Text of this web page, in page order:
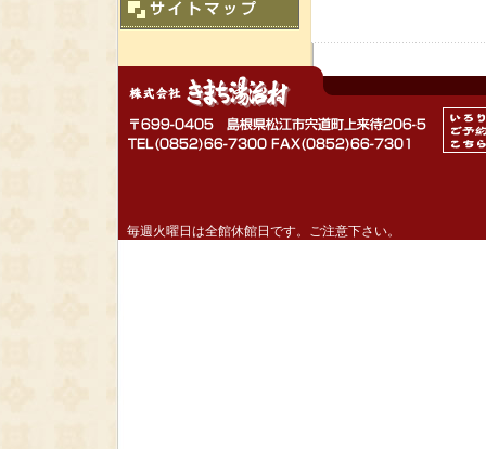
毎週火曜日は全館休館日です。ご注意下さい。